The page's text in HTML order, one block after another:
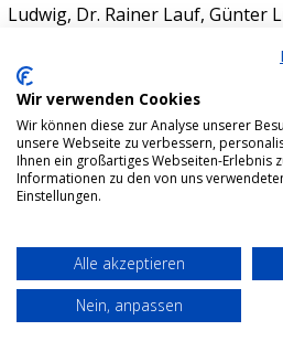
Ludwig, Dr. Rainer Lauf, Günter
Wir verwenden Cookies
Wir können diese zur Analyse unserer
unsere Webseite zu verbessern,
Ihnen ein großartiges Webseiten-Erlebnis
Informationen zu den von uns
Einstellungen.
Alle akzeptieren
Nein, anpassen